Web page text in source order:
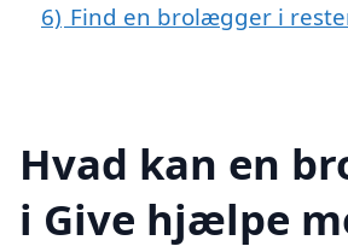
6) Find en brolægger i
Hvad kan en
i Give hjælpe